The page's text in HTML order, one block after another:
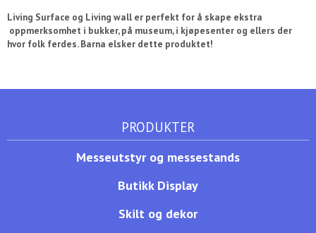
Living Surface og Living wall er perfekt for å skape ekstra
oppmerksomhet i bukker, på museum, i kjøpesenter og ellers der
hvor folk ferdes. Barna elsker dette produktet!
PRODUKTER
Messeutstyr og messestands
Butikk Display
Skilt og dekor